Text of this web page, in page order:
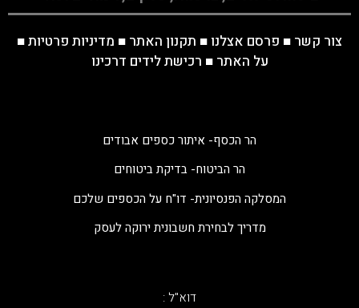
צור קשר ■ פרסם אצלנו ■ תקנון האתר ■ מדיניות פרטיות■
על האתר ■ רכישת לידים דרכינו
הר הכסף- איתור כספים אבודים
הר הביטוח- בדיקת ביטוחים
המסלקה הפנסיונית- דו"ח על הכספים שלכם
מדריך לבחירת חשבונית ירוקה לעסק
דוא"ל :